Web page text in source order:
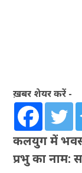
ख़बर शेयर करें -
कलयुग में
प्रभु का नाम: